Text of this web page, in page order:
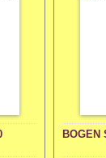
BOGEN